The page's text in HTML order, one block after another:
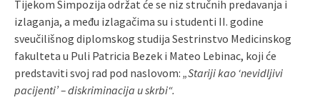
Tijekom Simpozija održat će se niz stručnih predavanja i
izlaganja, a među izlagačima su i studenti II. godine
sveučilišnog diplomskog studija Sestrinstvo Medicinskog
fakulteta u Puli Patricia Bezek i Mateo Lebinac, koji će
predstaviti svoj rad pod naslovom: „Stariji kao ‘nevidljivi
pacijenti’ – diskriminacija u skrbi“.